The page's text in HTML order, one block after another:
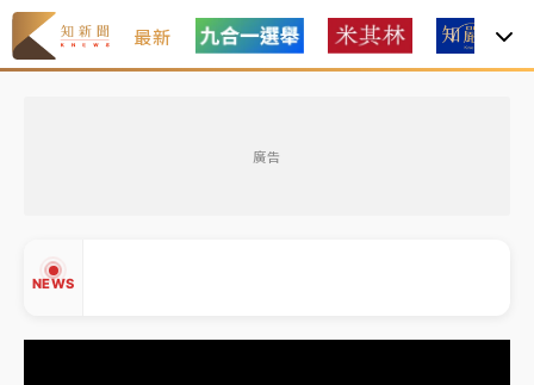
最新
廣告
NEWS
中信慈善基金會想增加董事人數！辜仲諒向法院聲請遭
駁 理由曝光
故宮《龍藏經》特展第2檔！今線上預約開賣一度塞車